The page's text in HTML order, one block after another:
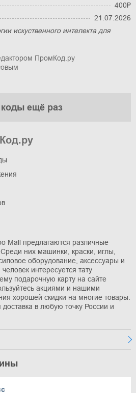
400₽
21.07.2026
искуственного интелекта для
ПромКод.ру
ещё раз
Mall предлагаются различные
них машинки, краски, иглы,
оборудование, аксессуары и
интересуется тату
подарочную карту на сайте
акциями и нашими
хорошей скидки на многие товары.
в любую точку России и